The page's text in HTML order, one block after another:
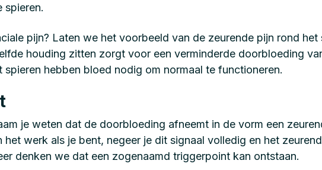
spieren.
pijn? Laten we het voorbeeld van de zeurende pijn rond het
houding zitten zorgt voor een verminderde doorbloeding
spieren hebben bloed nodig om normaal te functioneren.
je weten dat de doorbloeding afneemt in de vorm een
het werk als je bent, negeer je dit signaal volledig en het
denken we dat een zogenaamd triggerpoint kan ontstaan.